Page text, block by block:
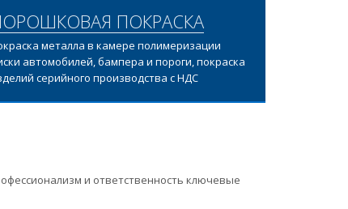
ПОКРАСКА
металла в камере полимеризации
автомобилей, бампера и пороги, покраска
серийного производства с НДС
и ответственность ключевые